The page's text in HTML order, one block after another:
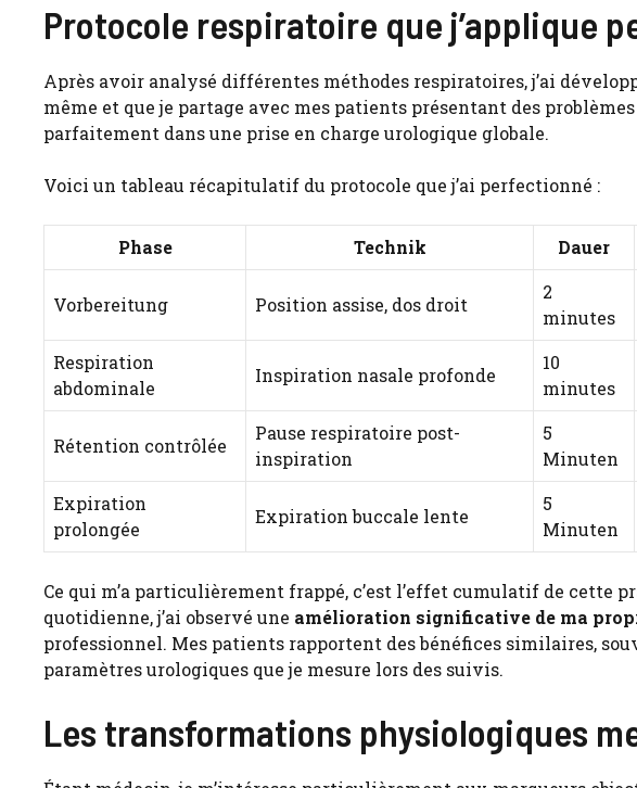
Protocole respiratoire que j’applique
Après avoir analysé différentes méthodes respiratoires, j’ai
même et que je partage avec mes patients présentant des
parfaitement dans une prise en charge urologique globale.
Voici un tableau récapitulatif du protocole que j’ai perfectionné :
Phase Technik Dauer
Vorbereitung Position assise, dos droit
2
minutes
Respiration
abdominale
Inspiration nasale profonde
10
minutes
Rétention contrôlée
Pause respiratoire post-
inspiration
5
Minuten
Expiration
prolongée
Expiration buccale lente
5
Minuten
Ce qui m’a particulièrement frappé, c’est l’effet cumulatif de cette
quotidienne, j’ai observé une amélioration significative de ma
professionnel. Mes patients rapportent des bénéfices similaires,
paramètres urologiques que je mesure lors des suivis.
Les transformations physiologiques